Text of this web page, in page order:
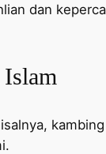
dan